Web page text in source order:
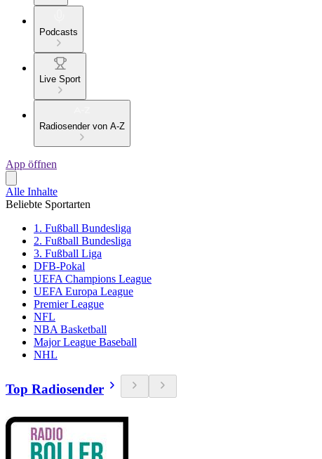
Podcasts
Live Sport
Radiosender von A-Z
App öffnen
Alle Inhalte
Beliebte Sportarten
1. Fußball Bundesliga
2. Fußball Bundesliga
3. Fußball Liga
DFB-Pokal
UEFA Champions League
UEFA Europa League
Premier League
NFL
NBA Basketball
Major League Baseball
NHL
Top Radiosender